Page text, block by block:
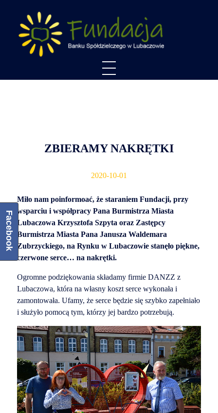
ZBIERAMY NAKRĘTKI
2020-10-01
Miło nam poinformoać, że staraniem Fundacji, przy
wsparciu i współpracy Pana Burmistrza Miasta
Lubaczowa Krzysztofa Szpyta oraz Zastępcy
Burmistrza Miasta Pana Janusza Waldemara
Zubrzyckiego, na Rynku w Lubaczowie stanęło piękne,
czerwone serce… na nakrętki.
Ogromne podziękowania składamy firmie DANZZ z
Lubaczowa, która na własny koszt serce wykonała i
zamontowała. Ufamy, że serce będzie się szybko zapełniało
i służyło pomocą tym, którzy jej bardzo potrzebują.
Facebook